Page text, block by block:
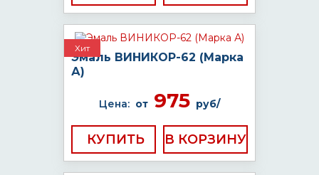
Хит
Эмаль ВИНИКОР-62 (Марка
А)
Цена: от 975 руб/
КУПИТЬ